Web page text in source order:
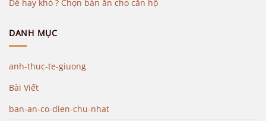
Dễ hay khó ? Chọn bàn ăn cho căn hộ
DANH MỤC
anh-thuc-te-giuong
Bài Viết
ban-an-co-dien-chu-nhat